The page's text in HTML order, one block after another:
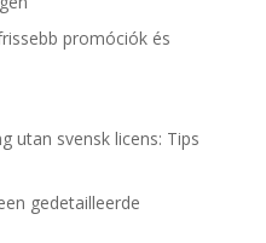
promóciók és
utan svensk licens: Tips
gedetailleerde